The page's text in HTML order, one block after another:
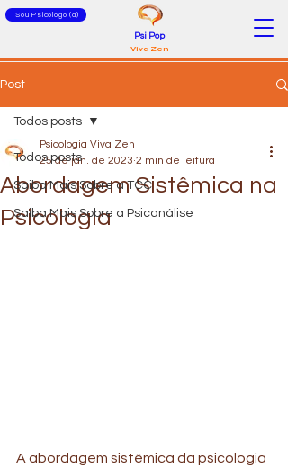
Sou Psicólogo (a)
Psi Pop
Viva Zen
Post
Todos posts
Saiba Mais Sobre a TCC
Saiba Mais Sobre a Psicanálise
Todos posts
Abordagem Sistêmica na
Psicologia
Psicologia Viva Zen !
25 de jan. de 2023 2 min de leitura
A abordagem sistêmica da psicologia